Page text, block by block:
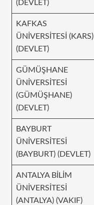
(DEVLET)
KAFKAS
ÜNİVERSİTESİ (KARS)
(DEVLET)
GÜMÜŞHANE
ÜNİVERSİTESİ
(GÜMÜŞHANE)
(DEVLET)
BAYBURT
ÜNİVERSİTESİ
(BAYBURT) (DEVLET)
ANTALYA BİLİM
ÜNİVERSİTESİ
(ANTALYA) (VAKIF)